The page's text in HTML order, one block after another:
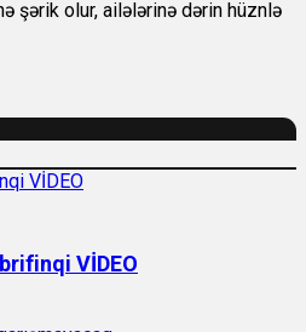
şərik olur, ailələrinə dərin hüznlə
VİDEO